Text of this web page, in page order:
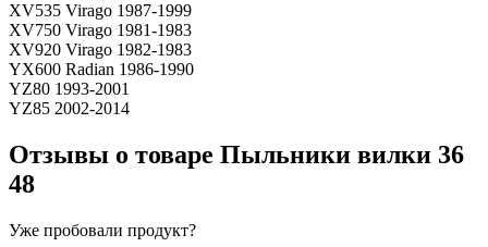
XV535 Virago 1987-1999
XV750 Virago 1981-1983
XV920 Virago 1982-1983
YX600 Radian 1986-1990
YZ80 1993-2001
YZ85 2002-2014
Отзывы о товаре Пыльники вилки 36
48
Уже пробовали продукт?